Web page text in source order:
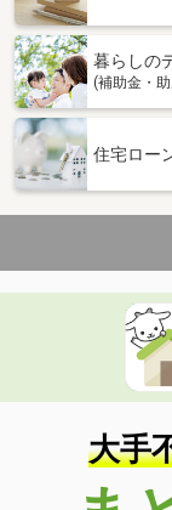
暮らしの
(補助金・
住宅ロー
大手